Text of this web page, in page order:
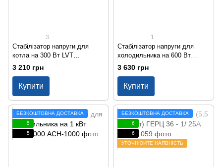
3
Стабілізатор напруги для
котла на 300 Вт LVT
АСН-300 Н
3 210 грн
Купити
1
Стабілізатор напруги для
холодильника на 600 Вт
АСН-600
3 630 грн
Купити
БЕЗКОШТОВНА ДОСТАВКА
5
5
БЕЗКОШТОВНА ДОСТАВКА
6
6
УТОЧНЮЙТЕ НАЯВНІСТЬ